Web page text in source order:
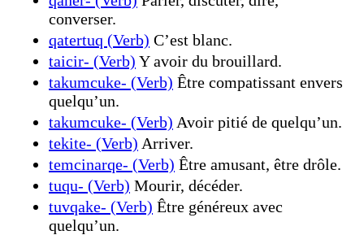
converser.
qatertuq (Verb) C’est blanc.
taicir- (Verb) Y avoir du brouillard.
takumcuke- (Verb) Être compatissant envers
quelqu’un.
takumcuke- (Verb) Avoir pitié de quelqu’un.
tekite- (Verb) Arriver.
temcinarqe- (Verb) Être amusant, être drôle.
tuqu- (Verb) Mourir, décéder.
tuvqake- (Verb) Être généreux avec
quelqu’un.